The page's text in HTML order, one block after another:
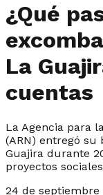
¿Qué
La
cuentas
La Agencia para
(ARN) entregó su
Guajira durante
proyectos
24 de septiembre